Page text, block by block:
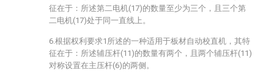
征在于：所述第二电机(17)的数量至少为三个，且三个第
二电机(17)处于同一直线上。
6.根据权利要求1所述的一种适用于板材自动校直机，其特
征在于：所述辅压杆(11)的数量有两个，且两个辅压杆(11)
对称设置在主压杆(6)的两侧。